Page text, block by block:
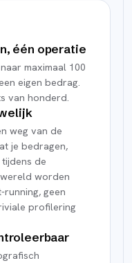
één operatie
maximaal 100
eigen bedrag.
van honderd.
weg van de
je bedragen,
de
worden
geen
profilering